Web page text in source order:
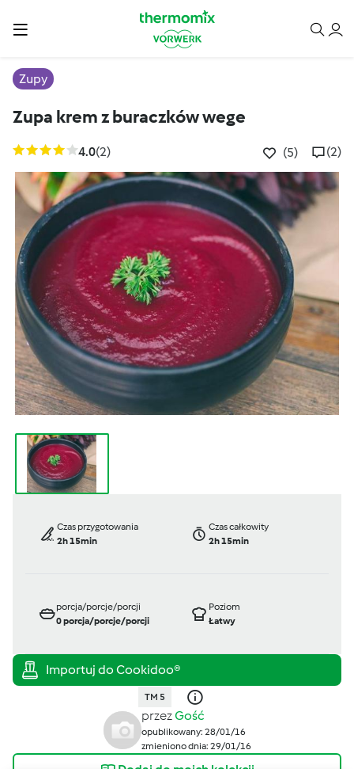
Zupy
Zupa krem z buraczków wege
4.0(2) (5) (2)
Czas przygotowania
2h 15min
Czas całkowity
2h 15min
porcja/porcje/porcji
0porcja/porcje/porcji
Poziom
Łatwy
TM 5
przezGość
opublikowany: 28/01/16
zmieniono dnia: 29/01/16